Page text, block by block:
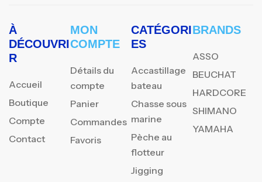
À
DÉCOUVRI
R
Accueil
Boutique
Compte
Contact
MON
COMPTE
Détails du
compte
Panier
Commandes
Favoris
CATÉGORI
ES
Accastillage
bateau
Chasse sous
marine
Pèche au
flotteur
Jigging
BRANDS
ASSO
BEUCHAT
HARDCORE
SHIMANO
YAMAHA